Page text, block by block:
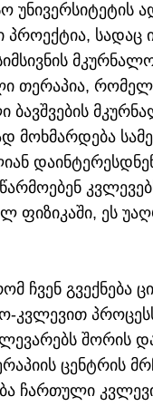
უნივერსიტეტის
პროექტია,
თერაპია,
ბავშვების
ფიზიკაში, ეს
ჩვენ
კვლევით
შორის
ცენტრის
ჩართული